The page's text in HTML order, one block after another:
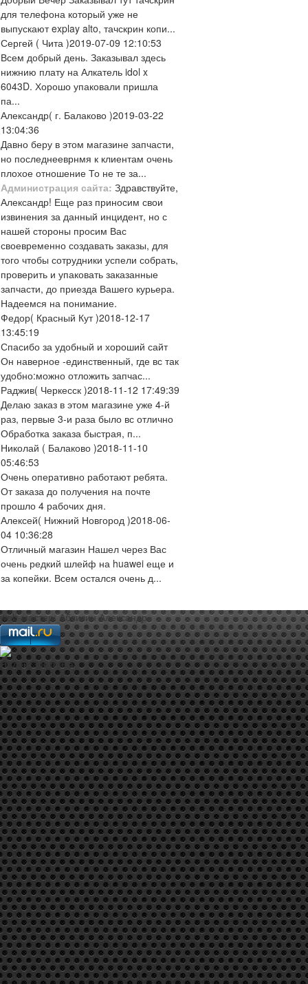
для телефона который уже не
выпускают explay alto, тачскрин копи...
Сергей ( Чита )2019-07-09 12:10:53
Всем добрый день. Заказывал здесь
нижнию плату на Алкатель idol x
6043D. Хорошо упаковали пришла
па...
Александр( г. Балаково )2019-03-22
13:04:36
Давно беру в этом магазине запчасти,
но последнееврнмя к клиентам очень
плохое отношение То не те за...
Администрация сайта: Здравствуйте,
Александр! Еще раз приносим свои
извинения за данный инцидент, но с
нашей стороны просим Вас
своевременно создавать заказы, для
того чтобы сотрудники успели собрать,
проверить и упаковать заказанные
запчасти, до приезда Вашего курьера.
Надеемся на понимание.
Федор( Красный Кут )2018-12-17
13:45:19
Спасибо за удобный и хороший сайт
Он наверное -единственный, где вс так
удобно:можно отложить запчас...
Раджив( Черкесск )2018-11-12 17:49:39
Делаю заказ в этом магазине уже 4-й
раз, первые 3-и раза было вс отлично
Обработка заказа быстрая, п...
Николай ( Балаково )2018-11-10
05:46:53
Очень оперативно работают ребята.
От заказа до получения на почте
прошло 4 рабочих дня.
Алексей( Нижний Новгород )2018-06-
04 10:36:28
Отличный магазин Нашел через Вас
очень редкий шлейф на huawei еще и
за копейки. Всем остался очень д...
web-мастер:Аблизин Александр